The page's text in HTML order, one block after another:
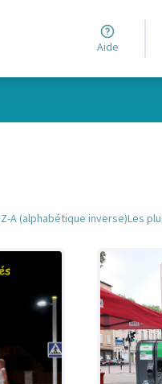
Aide
Z-A (alphabétique inverse)Les